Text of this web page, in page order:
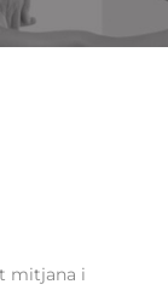
mitjana i